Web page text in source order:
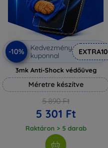
-10%
Kedvezmény
kuponnal
EXTRA10
3mk Anti-Shock védőüveg
Méretre készítve
5 890 Ft
5 301 Ft
Raktáron > 5 darab